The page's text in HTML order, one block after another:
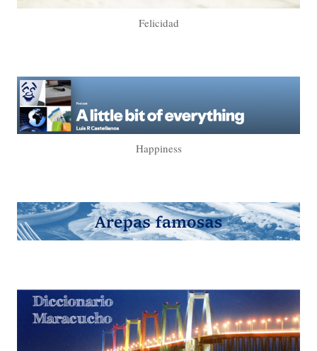
Felicidad
Happiness